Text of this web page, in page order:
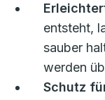
entsteht,
sauber
werden
Schutz